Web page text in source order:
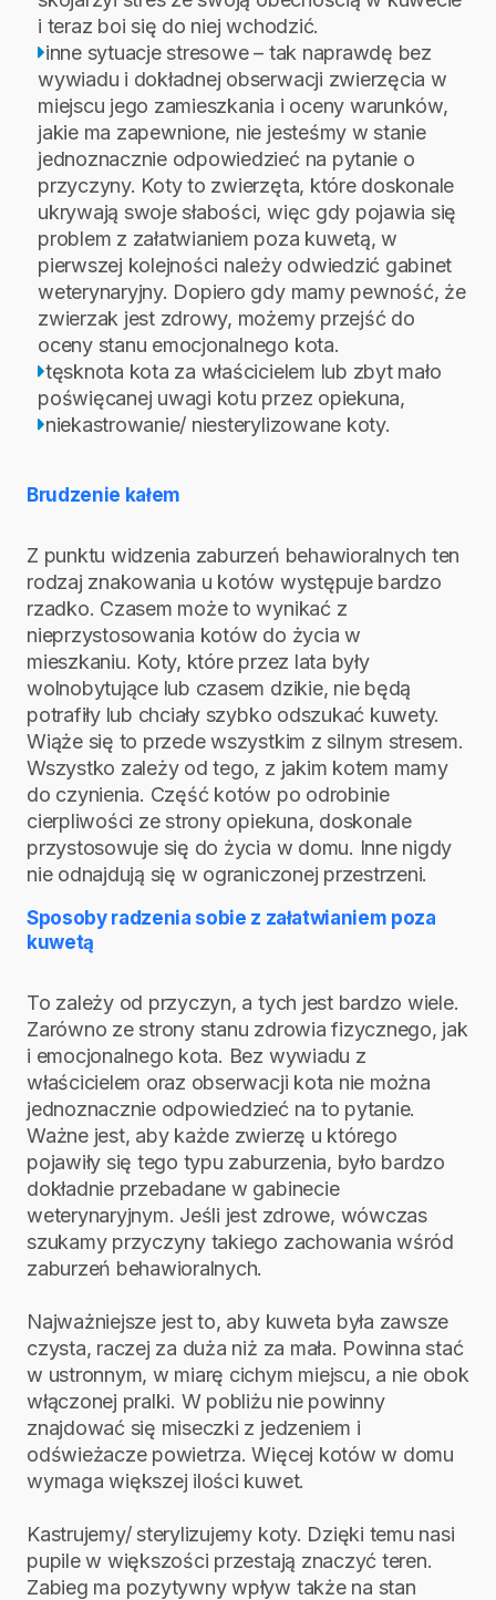
i teraz boi się do niej wchodzić.
inne sytuacje stresowe – tak naprawdę bez
wywiadu i dokładnej obserwacji zwierzęcia w
miejscu jego zamieszkania i oceny warunków,
jakie ma zapewnione, nie jesteśmy w stanie
jednoznacznie odpowiedzieć na pytanie o
przyczyny. Koty to zwierzęta, które doskonale
ukrywają swoje słabości, więc gdy pojawia się
problem z załatwianiem poza kuwetą, w
pierwszej kolejności należy odwiedzić gabinet
weterynaryjny. Dopiero gdy mamy pewność, że
zwierzak jest zdrowy, możemy przejść do
oceny stanu emocjonalnego kota.
tęsknota kota za właścicielem lub zbyt mało
poświęcanej uwagi kotu przez opiekuna,
niekastrowanie/ niesterylizowane koty.
Brudzenie kałem
Z punktu widzenia zaburzeń behawioralnych ten
rodzaj znakowania u kotów występuje bardzo
rzadko. Czasem może to wynikać z
nieprzystosowania kotów do życia w
mieszkaniu. Koty, które przez lata były
wolnobytujące lub czasem dzikie, nie będą
potrafiły lub chciały szybko odszukać kuwety.
Wiąże się to przede wszystkim z silnym stresem.
Wszystko zależy od tego, z jakim kotem mamy
do czynienia. Część kotów po odrobinie
cierpliwości ze strony opiekuna, doskonale
przystosowuje się do życia w domu. Inne nigdy
nie odnajdują się w ograniczonej przestrzeni.
Sposoby radzenia sobie z załatwianiem poza
kuwetą
To zależy od przyczyn, a tych jest bardzo wiele.
Zarówno ze strony stanu zdrowia fizycznego, jak
i emocjonalnego kota. Bez wywiadu z
właścicielem oraz obserwacji kota nie można
jednoznacznie odpowiedzieć na to pytanie.
Ważne jest, aby każde zwierzę u którego
pojawiły się tego typu zaburzenia, było bardzo
dokładnie przebadane w gabinecie
weterynaryjnym. Jeśli jest zdrowe, wówczas
szukamy przyczyny takiego zachowania wśród
zaburzeń behawioralnych.
Najważniejsze jest to, aby kuweta była zawsze
czysta, raczej za duża niż za mała. Powinna stać
w ustronnym, w miarę cichym miejscu, a nie obok
włączonej pralki. W pobliżu nie powinny
znajdować się miseczki z jedzeniem i
odświeżacze powietrza. Więcej kotów w domu
wymaga większej ilości kuwet.
Kastrujemy/ sterylizujemy koty. Dzięki temu nasi
pupile w większości przestają znaczyć teren.
Zabieg ma pozytywny wpływ także na stan